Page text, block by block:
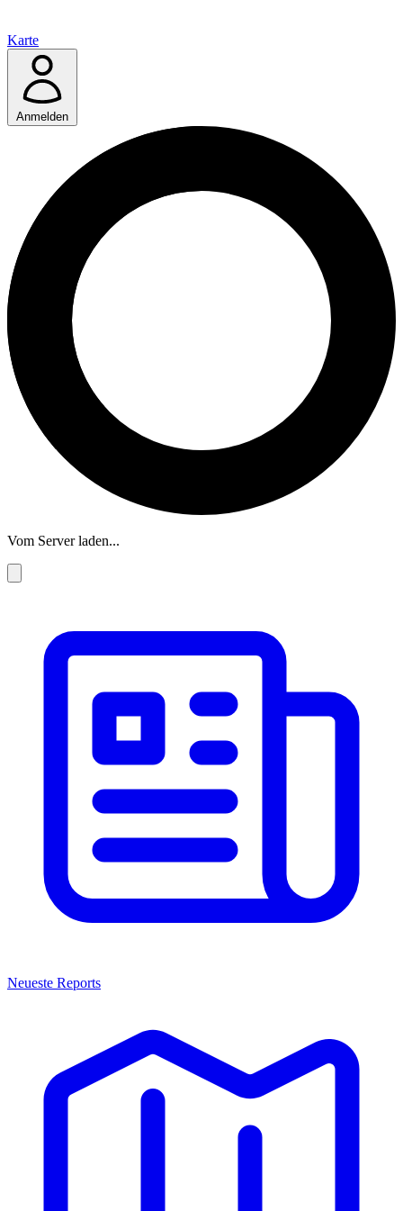
Karte
Anmelden
Vom Server laden...
Neueste Reports